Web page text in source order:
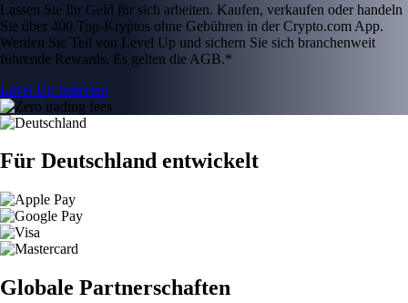
Lassen Sie Ihr Geld für sich arbeiten. Kaufen, verkaufen oder handeln
Sie über 400 Top-Kryptos ohne Gebühren in der Crypto.com App.
Werden Sie Teil von Level Up und sichern Sie sich branchenweit
führende Rewards. Es gelten die AGB.*
Level Up beitreten
Für Deutschland entwickelt
Globale Partnerschaften